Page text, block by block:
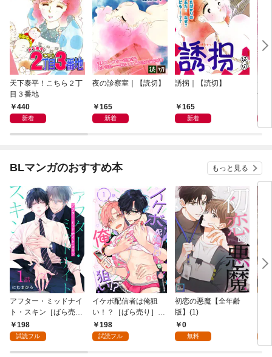
天下泰平！こちら２丁
目３番地
440
新着
夜の診察室｜【読切】
165
新着
誘拐｜【読切】
165
新着
切】
BLマンガのおすすめ本 もっと見る
アフター・ミッドナイ
ト・スキン［ばら売
り］ 第1話
198
試読フル
イケボ配信者は俺狙
い！？［ばら売り］
第1話
198
試読フル
初恋の悪魔【全年齢
版】(1)
0
無料